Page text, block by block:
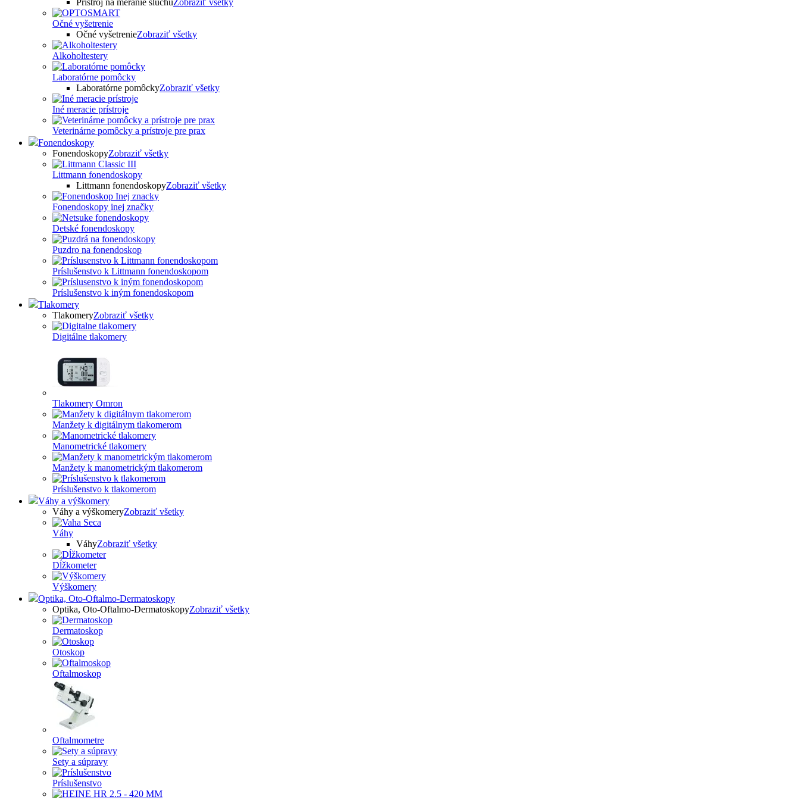
Prístroj na meranie sluchuZobraziť všetky
Očné vyšetrenie
Očné vyšetrenieZobraziť všetky
Alkoholtestery
Laboratórne pomôcky
Laboratórne pomôckyZobraziť všetky
Iné meracie prístroje
Veterinárne pomôcky a prístroje pre prax
Fonendoskopy
FonendoskopyZobraziť všetky
Littmann fonendoskopy
Littmann fonendoskopyZobraziť všetky
Fonendoskopy inej značky
Detské fonendoskopy
Puzdro na fonendoskop
Príslušenstvo k Littmann fonendoskopom
Príslušenstvo k iným fonendoskopom
Tlakomery
TlakomeryZobraziť všetky
Digitálne tlakomery
Tlakomery Omron
Manžety k digitálnym tlakomerom
Manometrické tlakomery
Manžety k manometrickým tlakomerom
Príslušenstvo k tlakomerom
Váhy a výškomery
Váhy a výškomeryZobraziť všetky
Váhy
VáhyZobraziť všetky
Dĺžkometer
Výškomery
Optika, Oto-Oftalmo-Dermatoskopy
Optika, Oto-Oftalmo-DermatoskopyZobraziť všetky
Dermatoskop
Otoskop
Oftalmoskop
Oftalmometre
Sety a súpravy
Príslušenstvo